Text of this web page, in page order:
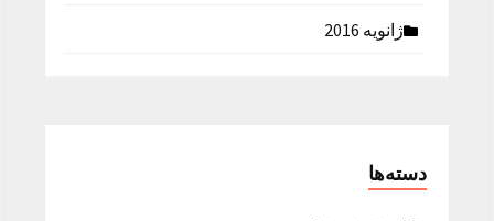
ژانویه 2016
دسته‌ها